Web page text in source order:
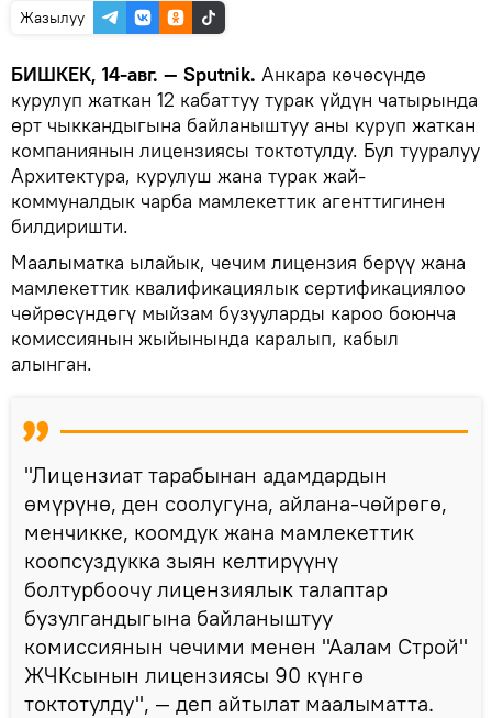
Жазылуу
БИШКЕК, 14-авг. — Sputnik. Анкара көчөсүндө
курулуп жаткан 12 кабаттуу турак үйдүн чатырында
өрт чыккандыгына байланыштуу аны куруп жаткан
компаниянын лицензиясы токтотулду. Бул тууралуу
Архитектура, курулуш жана турак жай-
коммуналдык чарба мамлекеттик агенттигинен
билдиришти.
Маалыматка ылайык, чечим лицензия берүү жана
мамлекеттик квалификациялык сертификациялоо
чөйрөсүндөгү мыйзам бузууларды кароо боюнча
комиссиянын жыйынында каралып, кабыл
алынган.
"Лицензиат тарабынан адамдардын
өмүрүнө, ден соолугуна, айлана-чөйрөгө,
менчикке, коомдук жана мамлекеттик
коопсуздукка зыян келтирүүнү
болтурбоочу лицензиялык талаптар
бузулгандыгына байланыштуу
комиссиянын чечими менен "Аалам Строй"
ЖЧКсынын лицензиясы 90 күнгө
токтотулду", — деп айтылат маалыматта.